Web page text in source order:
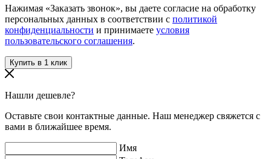
Нажимая «Заказать звонок», вы даете согласие на обработку
персональных данных в соответствии с политикой
конфиденциальности и принимаете условия
пользовательского соглашения.
Нашли дешевле?
Оставьте свои контактные данные. Наш менеджер свяжется с
вами в ближайшее время.
Имя